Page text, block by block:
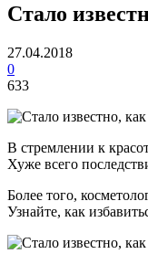
Стало
27.04.2018
0
633
В стремлении к
Хуже всего
Более того,
Узнайте, как